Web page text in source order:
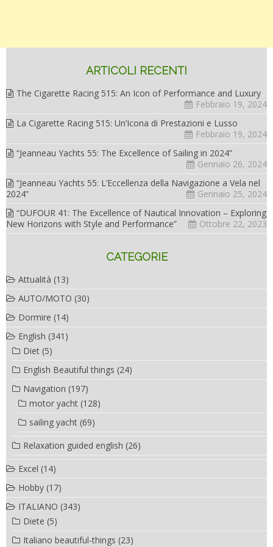
ARTICOLI RECENTI
The Cigarette Racing 515: An Icon of Performance and Luxury
Febbraio 19, 2024
La Cigarette Racing 515: Un’Icona di Prestazioni e Lusso
Febbraio 19, 2024
“Jeanneau Yachts 55: The Excellence of Sailing in 2024”
Gennaio 26, 2024
“Jeanneau Yachts 55: L’Eccellenza della Navigazione a Vela nel
2024”
Gennaio 25, 2024
“DUFOUR 41: The Excellence of Nautical Innovation – Exploring
New Horizons with Style and Performance”
Ottobre 22, 2023
CATEGORIE
Attualità (13)
AUTO/MOTO (30)
Dormire (14)
English (341)
Diet (5)
English Beautiful things (24)
Navigation (197)
motor yacht (128)
sailing yacht (69)
Relaxation guided english (26)
Excel (14)
Hobby (17)
ITALIANO (343)
Diete (5)
Italiano beautiful-things (23)